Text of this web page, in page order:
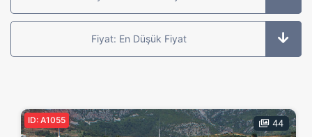
Hepsi Satılık Projeler İkinci EL Ilanlar
Dükkan Arsa Butik Otel
Fiyat: En Düşük Fiyat
44
ID: A1055